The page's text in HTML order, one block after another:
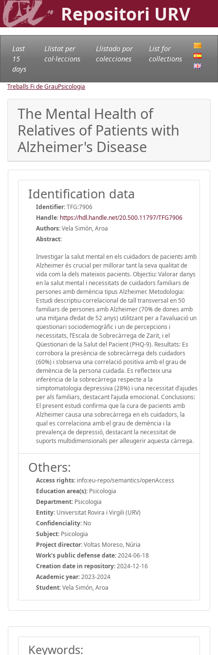
Repositori URV
Last
15
days
Llistat per
col·leccions
Llistado por
colecciones
List for
collections
Treballs Fi de GrauPsicologia
The Mental Health of
Relatives of Patients with
Alzheimer's Disease
Identification data
Identifier:TFG:7906
Handle: https://hdl.handle.net/20.500.11797/TFG7906
Authors:Vela Simón, Aroa
Abstract:
Investigar la salut mental en els cuidadors de pacients amb
Alzheimer és crucial per millorar tant la seva qualitat de
vida com la dels mateixos pacients. Objectiu: Valorar danys
en la salut mental i necessitats de cuidadors familiars de
persones amb demència tipus Alzheimer. Metodologia:
Estudi descriptiu-correlacional de tall transversal en 50
familiars de persones amb Alzheimer (70% de dones amb
una mitjana d’edat de 52 anys) utilitzant per a l’avaluació un
qüestionari sociodemogràfic i un de percepcions i
necessitats, l’Escala de Sobrecàrrega de Zarit, i el
Qüestionari de la Salut del Pacient (PHQ-9). Resultats: Es
corrobora la presència de sobrecàrrega dels cuidadors
(60%) i s’observa una correlació positiva amb el grau de
demència de la persona cuidada. Es reflecteix una
inferència de la sobrecàrrega respecte a la
simptomatologia depressiva (28%) i una necessitat d’ajudes
per als familiars, destacant l’ajuda emocional. Conclusions:
El present estudi confirma que la cura de pacients amb
Alzheimer causa una sobrecàrrega en els cuidadors, la
qual es correlaciona amb el grau de demència i la
prevalença de depressió, destacant la necessitat de
suports multidimensionals per alleugerir aquesta càrrega.
Others:
Access rights: info:eu-repo/semantics/openAccess
Education area(s): Psicologia
Department: Psicologia
Entity: Universitat Rovira i Virgili (URV)
Confidenciality: No
Subject: Psicologia
Project director:Voltas Moreso, Núria
Work's public defense date:2024-06-18
Creation date in repository:2024-12-16
Academic year:2023-2024
Student:Vela Simón, Aroa
Keywords: